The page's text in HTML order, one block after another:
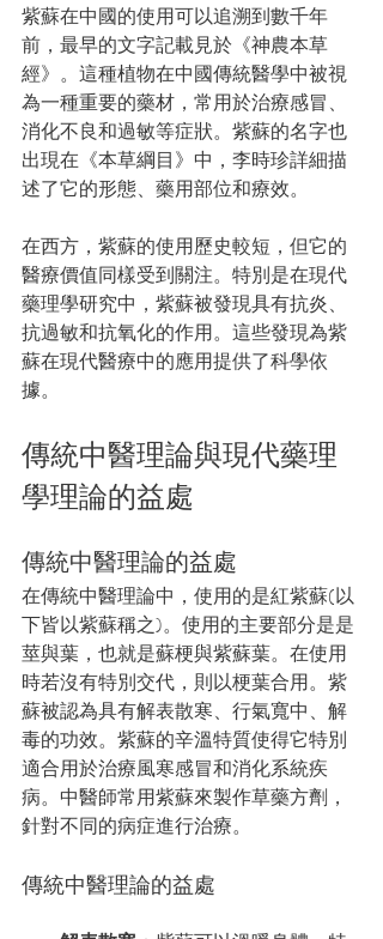
紫蘇在中國的使用可以追溯到數千年
前，最早的文字記載見於《神農本草
經》。這種植物在中國傳統醫學中被視
為一種重要的藥材，常用於治療感冒、
消化不良和過敏等症狀。紫蘇的名字也
出現在《本草綱目》中，李時珍詳細描
述了它的形態、藥用部位和療效。
在西方，紫蘇的使用歷史較短，但它的
醫療價值同樣受到關注。特別是在現代
藥理學研究中，紫蘇被發現具有抗炎、
抗過敏和抗氧化的作用。這些發現為紫
蘇在現代醫療中的應用提供了科學依
據。
傳統中醫理論與現代藥理
學理論的益處
傳統中醫理論的益處
在傳統中醫理論中，使用的是紅紫蘇(以
下皆以紫蘇稱之)。使用的主要部分是是
莖與葉，也就是蘇梗與紫蘇葉。在使用
時若沒有特別交代，則以梗葉合用。紫
蘇被認為具有解表散寒、行氣寬中、解
毒的功效。紫蘇的辛溫特質使得它特別
適合用於治療風寒感冒和消化系統疾
病。中醫師常用紫蘇來製作草藥方劑，
針對不同的病症進行治療。
傳統中醫理論的益處